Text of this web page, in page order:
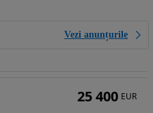
Vezi anunțurile
25 400 EUR